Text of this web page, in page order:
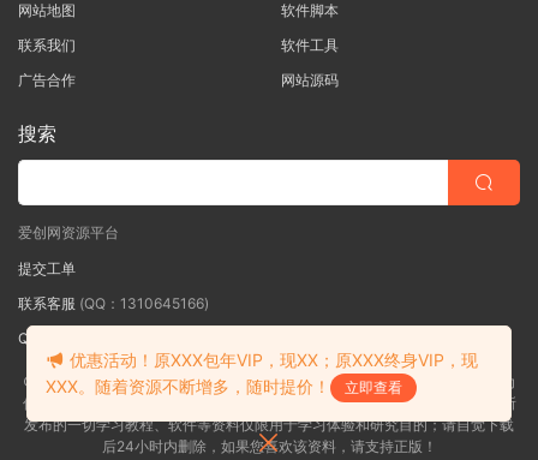
网站地图
联系我们
广告合作
软件脚本
软件工具
网站源码
搜索
爱创网资源平台
提交工单
联系客服 (QQ：1310645166)
QQ群
©2018-2026爱创网网内容全部来自网络，版权争议与本站无关，如果您认为
侵犯了您的合法权益,请联系我们删除，并向所有持版权者致最深歉意！本站所
发布的一切学习教程、软件等资料仅限用于学习体验和研究目的；请自觉下载
后24小时内删除，如果您喜欢该资料，请支持正版！
优惠活动！原XXX包年VIP，现XX；原XXX终身VIP，现
XXX。随着资源不断增多，随时提价！
立即查看